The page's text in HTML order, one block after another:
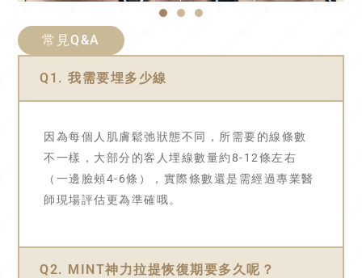
常見Q&A
Q1. 我需要埋多少線
因為每個人肌膚鬆弛狀態不同，所需要的線條數
不一樣，大部分的客人埋線數量約8-12條左右
（一邊臉頰4-6條），實際條數還是需經過專業醫
師現場評估更為準確哦。
Q2. MINT神力拉提恢復期要多久呢？